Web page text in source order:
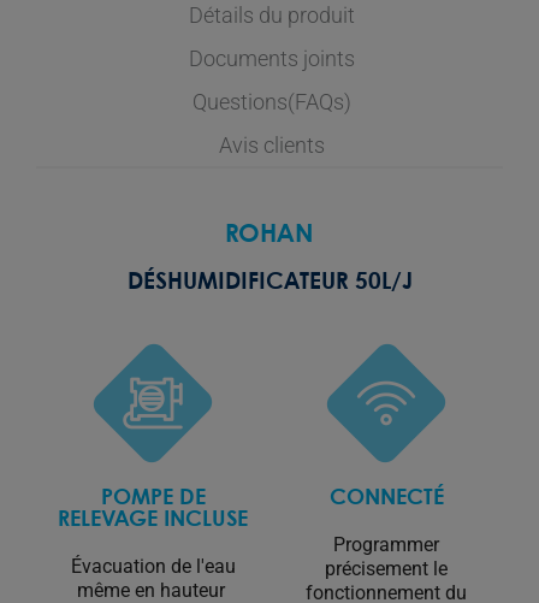
Détails du produit
Documents joints
Questions(FAQs)
Avis clients
ROHAN
DÉSHUMIDIFICATEUR 50L/J
POMPE DE
RELEVAGE INCLUSE
Évacuation de l'eau
même en hauteur
CONNECTÉ
Programmer
précisement le
fonctionnement du